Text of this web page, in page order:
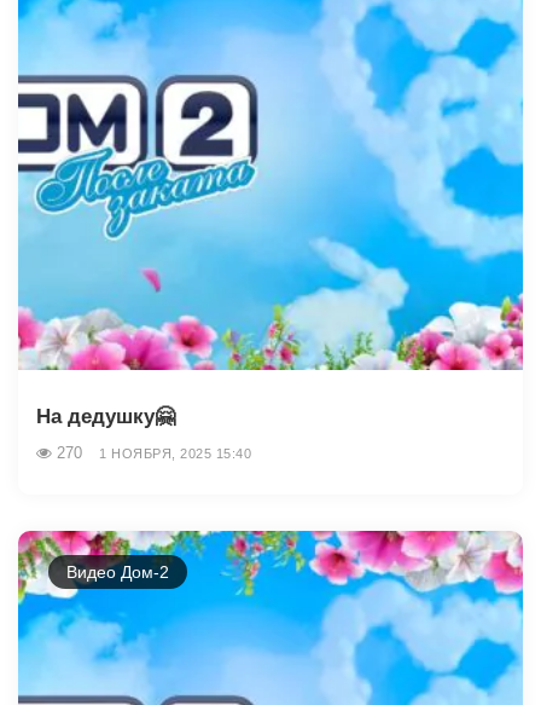
На дедушку🤗
270 1 НОЯБРЯ, 2025 15:40
Видео Дом-2